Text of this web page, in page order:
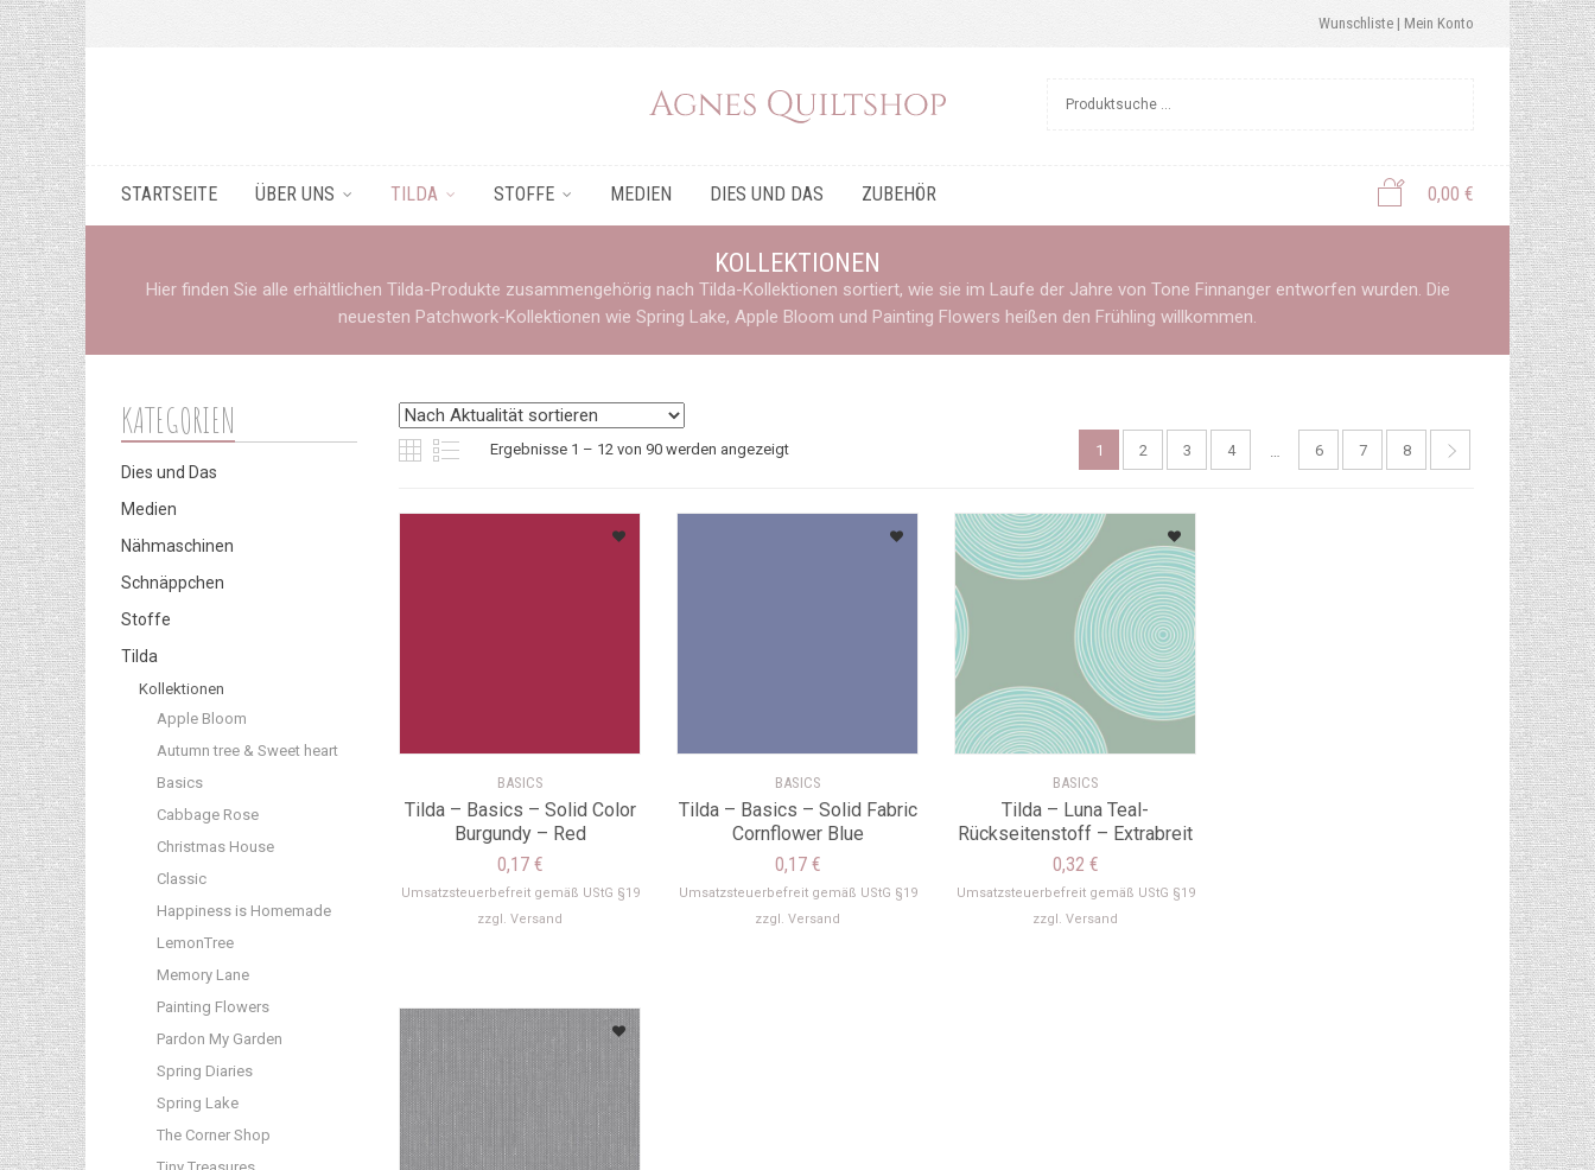
Wunschliste | Mein Konto
STARTSEITE ÜBER UNS TILDA STOFFE MEDIEN DIES UND DAS ZUBEHÖR 0,00 €
KOLLEKTIONEN
Hier finden Sie alle erhältlichen Tilda-Produkte zusammengehörig nach Tilda-Kollektionen sortiert, wie sie im Laufe der Jahre von Tone Finnanger entworfen wurden. Die
neuesten Patchwork-Kollektionen wie Spring Lake, Apple Bloom und Painting Flowers heißen den Frühling willkommen.
1 2 3 4 … 6 7 8
Ergebnisse 1 – 12 von 90 werden angezeigtNach
BASICS
Tilda – Basics – Solid Color
Burgundy – Red
0,17 €
Umsatzsteuerbefreit gemäß UStG §19
zzgl. Versand
BASICS
Tilda – Basics – Solid Fabric
Cornflower Blue
0,17 €
Umsatzsteuerbefreit gemäß UStG §19
zzgl. Versand
BASICS
Tilda – Luna Teal-
Rückseitenstoff – Extrabreit
0,32 €
Umsatzsteuerbefreit gemäß UStG §19
zzgl. Versand
KATEGORIEN
Dies und Das
Medien
Nähmaschinen
Schnäppchen
Stoffe
Tilda
Kollektionen
Apple Bloom
Autumn tree & Sweet heart
Basics
Cabbage Rose
Christmas House
Classic
Happiness is Homemade
LemonTree
Memory Lane
Painting Flowers
Pardon My Garden
Spring Diaries
Spring Lake
The Corner Shop